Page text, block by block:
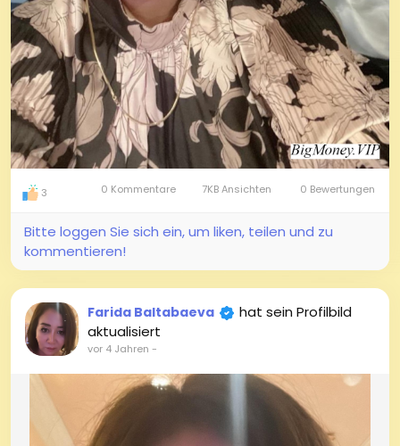
3 0 Kommentare 7KB Ansichten 0 Bewertungen
Bitte loggen Sie sich ein, um liken, teilen und zu
kommentieren!
Farida Baltabaeva
hat sein Profilbild
aktualisiert
vor 4 Jahren -